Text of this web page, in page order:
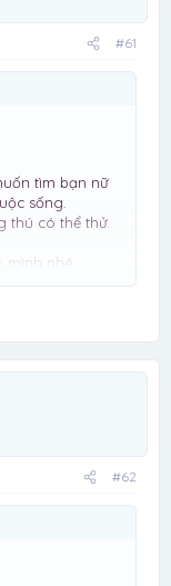
#61
tìm bạn nữ
sống.
thú có thể thử.
mình nhé.
lòng đừng liên
#62